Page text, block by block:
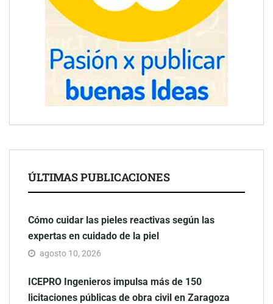
ÚLTIMAS PUBLICACIONES
Cómo cuidar las pieles reactivas según las
expertas en cuidado de la piel
agosto 10, 2026
ICEPRO Ingenieros impulsa más de 150
licitaciones públicas de obra civil en Zaragoza